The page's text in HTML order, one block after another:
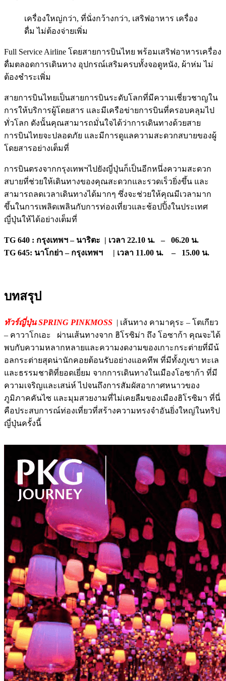
เครื่องใหญ่กว่า, ที่นั่งกว้างกว่า, เสริฟอาหาร เครื่อง
ดื่ม ไม่ต้องจ่ายเพิ่ม
Full Service Airline โดยสายการบินไทย พร้อมเสริฟอาหารเครื่อง
ดื่มตลอดการเดินทาง อุปกรณ์เสริมครบทั้งจอดูหนัง, ผ้าห่ม ไม่
ต้องชำระเพิ่ม
สายการบินไทยเป็นสายการบินระดับโลกที่มีความเชี่ยวชาญใน
การให้บริการผู้โดยสาร และมีเครือข่ายการบินที่ครอบคลุมไป
ทั่วโลก ดังนั้นคุณสามารถมั่นใจได้ว่าการเดินทางด้วยสาย
การบินไทยจะปลอดภัย และมีการดูแลความสะดวกสบายของผู้
โดยสารอย่างเต็มที่
การบินตรงจากกรุงเทพฯไปยังญี่ปุ่นก็เป็นอีกหนึ่งความสะดวก
สบายที่ช่วยให้เดินทางของคุณสะดวกและรวดเร็วยิ่งขึ้น และ
สามารถลดเวลาเดินทางได้มากๆ ซึ่งจะช่วยให้คุณมีเวลามาก
ขึ้นในการเพลิดเพลินกับการท่องเที่ยวและช้อปปิ้งในประเทศ
ญี่ปุ่นให้ได้อย่างเต็มที่
TG 640 : กรุงเทพฯ – นาริตะ | เวลา 22.10 น. – 06.20 น.
TG 645: นาโกย่า – กรุงเทพฯ | เวลา 11.00 น. – 15.00 น.
บทสรุป
ทัวร์ญี่ปุ่น SPRING PINKMOSS | เส้นทาง คามาคุระ – โตเกียว
– คาวาโกเอะ ผ่านเส้นทางจาก ฮิโรซิม่า ถึง โอซาก้า คุณจะได้
พบกับความหลากหลายและความงดงามของเกาะกระต่ายที่มีน้
อลกระต่ายสุดน่านักคอยต้อนรับอย่างแอคทีพ ที่มีทั้งภูเขา ทะเล
และธรรมชาติที่ยอดเยี่ยม จากการเดินทางในเมืองโอซาก้า ที่มี
ความเจริญและเสน่ห์ ไปจนถึงการสัมผัสอากาศหนาวของ
ภูมิภาคคันไซ และมุมสวยงามที่ไม่เคยลืมของเมืองฮิโรซิมา ที่นี่
คือประสบการณ์ท่องเที่ยวที่สร้างความทรงจำอันยิ่งใหญ่ในทริป
ญี่ปุ่นครั้งนี้